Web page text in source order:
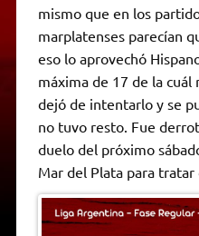
mismo que en los
marplatenses parecían
eso lo aprovechó
máxima de 17 de la cuál
dejó de intentarlo y se
no tuvo resto. Fue
duelo del próximo
Mar del Plata para